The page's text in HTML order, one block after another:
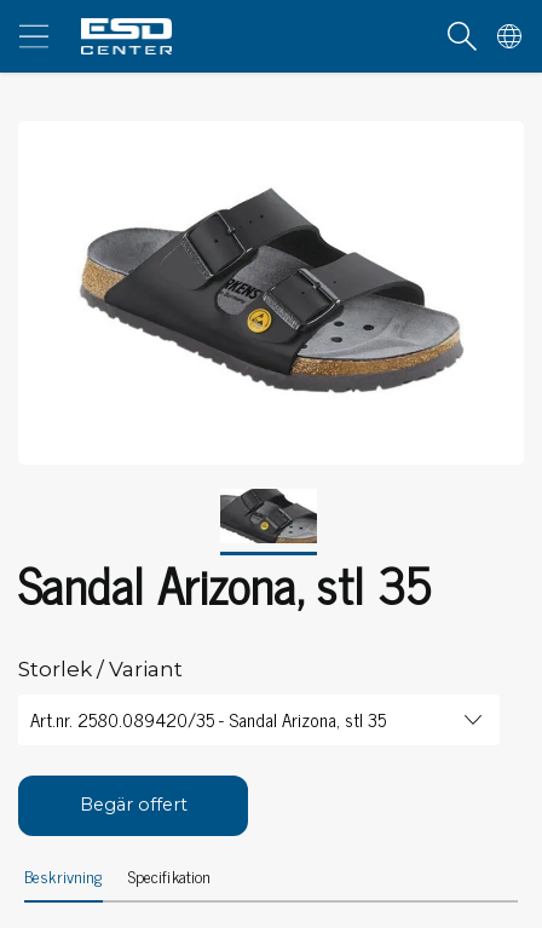
Sandal Arizona, stl 35
Storlek / Variant
Begär offert
Beskrivning Specifikation